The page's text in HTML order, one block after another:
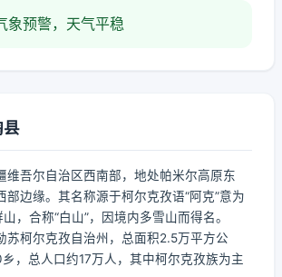
象预警，天气平稳
县
维吾尔自治区西南部，地处帕米尔高原东
部边缘。其名称源于柯尔克孜语“阿克”意为
山，合称“白山”，因境内多雪山而得名。
苏柯尔克孜自治州，总面积2.5万平方公
，总人口约17万人，其中柯尔克孜族为主